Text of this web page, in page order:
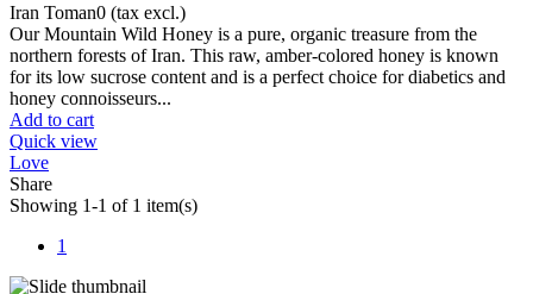
Iran Toman0 (tax excl.)
Our Mountain Wild Honey is a pure, organic treasure from the
northern forests of Iran. This raw, amber-colored honey is known
for its low sucrose content and is a perfect choice for diabetics and
honey connoisseurs...
Add to cart
Quick view
Love
Share
Showing 1-1 of 1 item(s)
1